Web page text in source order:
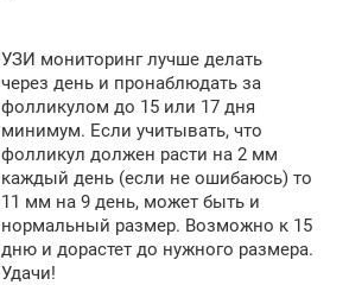
УЗИ мониторинг лучше делать
через день и пронаблюдать за
фолликулом до 15 или 17 дня
минимум. Если учитывать, что
фолликул должен расти на 2 мм
каждый день (если не ошибаюсь) то
11 мм на 9 день, может быть и
нормальный размер. Возможно к 15
дню и дорастет до нужного размера.
Удачи!